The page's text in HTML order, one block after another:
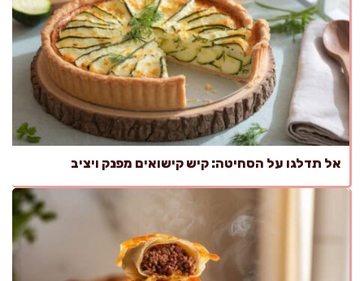
אל תדלגו על הסחיטה: קיש קישואים מפנק ויציב